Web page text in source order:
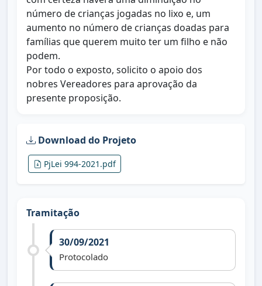
número de crianças jogadas no lixo e, um
aumento no número de crianças doadas para
famílias que querem muito ter um filho e não
podem.
Por todo o exposto, solicito o apoio dos
nobres Vereadores para aprovação da
presente proposição.
Download do Projeto
PjLei 994-2021.pdf
Tramitação
30/09/2021
Protocolado